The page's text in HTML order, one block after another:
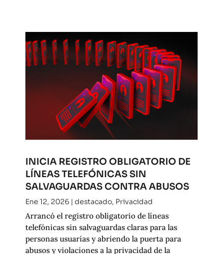
INICIA REGISTRO OBLIGATORIO DE
LÍNEAS TELEFÓNICAS SIN
SALVAGUARDAS CONTRA ABUSOS
Ene 12, 2026| destacado, Privacidad
Arrancó el registro obligatorio de líneas
telefónicas sin salvaguardas claras para las
personas usuarias y abriendo la puerta para
abusos y violaciones a la privacidad de la